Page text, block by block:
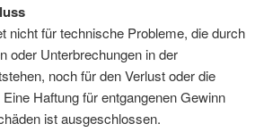
nicht für technische Probleme, die durch
oder Unterbrechungen in der
noch für den Verlust oder die
Haftung für entgangenen Gewinn
ist ausgeschlossen.